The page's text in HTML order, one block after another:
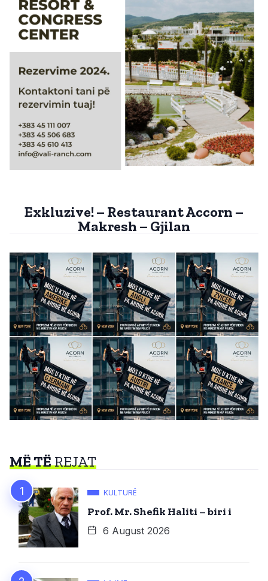
Exkluzive! – Restaurant Accorn –
Makresh – Gjilan
MË TËREJAT
KULTURË
Prof. Mr. Shefik Haliti – biri i
6 August 2026